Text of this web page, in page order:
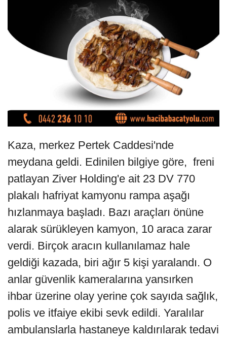
Kaza, merkez Pertek Caddesi'nde
meydana geldi. Edinilen bilgiye göre, freni
patlayan Ziver Holding'e ait 23 DV 770
plakalı hafriyat kamyonu rampa aşağı
hızlanmaya başladı. Bazı araçları önüne
alarak sürükleyen kamyon, 10 araca zarar
verdi. Birçok aracın kullanılamaz hale
geldiği kazada, biri ağır 5 kişi yaralandı. O
anlar güvenlik kameralarına yansırken
ihbar üzerine olay yerine çok sayıda sağlık,
polis ve itfaiye ekibi sevk edildi. Yaralılar
ambulanslarla hastaneye kaldırılarak tedavi